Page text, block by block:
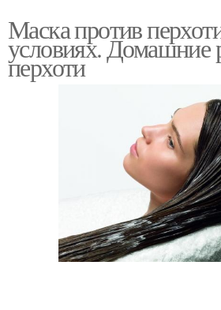
Маска против
условиях. Домашние
перхоти